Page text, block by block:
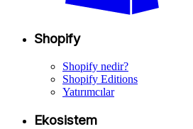
Shopify
Shopify nedir?
Shopify Editions
Yatırımcılar
Ekosistem